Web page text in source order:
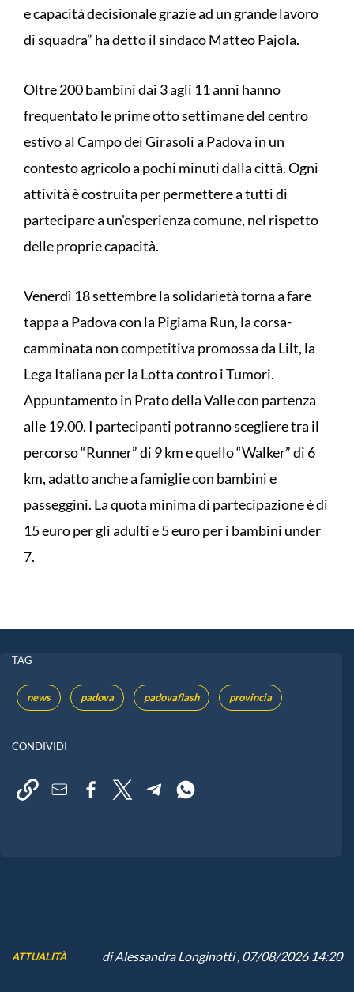
e capacità decisionale grazie ad un grande lavoro
di squadra” ha detto il sindaco Matteo Pajola.
Oltre 200 bambini dai 3 agli 11 anni hanno
frequentato le prime otto settimane del centro
estivo al Campo dei Girasoli a Padova in un
contesto agricolo a pochi minuti dalla città. Ogni
attività è costruita per permettere a tutti di
partecipare a un'esperienza comune, nel rispetto
delle proprie capacità.
Venerdì 18 settembre la solidarietà torna a fare
tappa a Padova con la Pigiama Run, la corsa-
camminata non competitiva promossa da Lilt, la
Lega Italiana per la Lotta contro i Tumori.
Appuntamento in Prato della Valle con partenza
alle 19.00. I partecipanti potranno scegliere tra il
percorso “Runner” di 9 km e quello “Walker” di 6
km, adatto anche a famiglie con bambini e
passeggini. La quota minima di partecipazione è di
15 euro per gli adulti e 5 euro per i bambini under
7.
TAG
news padova padovaflash provincia
CONDIVIDI
ATTUALITÀ diAlessandra Longinotti, 07/08/2026 14:20